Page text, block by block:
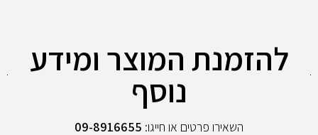
להזמנת המוצר ומידע
נוסף
השאירו פרטים או חייגו: 09-8916655